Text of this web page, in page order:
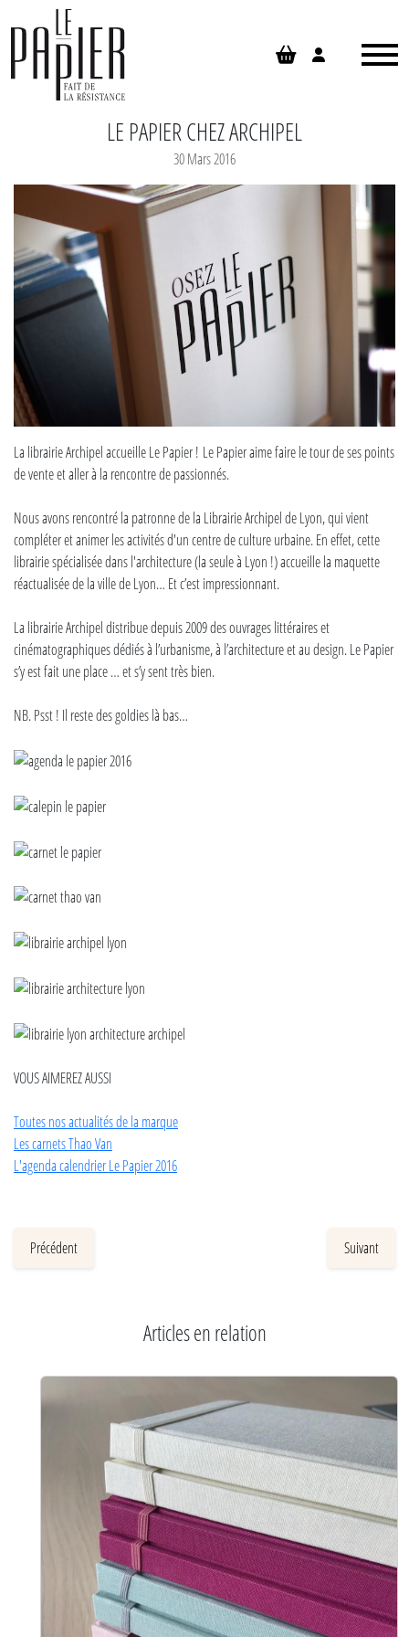
LE PAPIER CHEZ ARCHIPEL
30 Mars 2016
La librairie Archipel accueille Le Papier ! Le Papier aime faire le tour de ses points
de vente et aller à la rencontre de passionnés.
Nous avons rencontré la patronne de la Librairie Archipel de Lyon, qui vient
compléter et animer les activités d'un centre de culture urbaine. En effet, cette
librairie spécialisée dans l'architecture (la seule à Lyon !) accueille la maquette
réactualisée de la ville de Lyon… Et c’est impressionnant.
La librairie Archipel distribue depuis 2009 des ouvrages littéraires et
cinématographiques dédiés à l’urbanisme, à l’architecture et au design. Le Papier
s’y est fait une place … et s’y sent très bien.
NB. Psst ! Il reste des goldies là bas…
VOUS AIMEREZ AUSSI
Toutes nos actualités de la marque
Les carnets Thao Van
L'agenda calendrier Le Papier 2016
Précédent Suivant
Articles en relation
Panneau de gestion des cookies